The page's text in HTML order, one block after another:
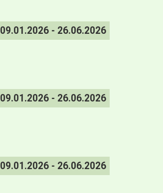
09.01.2026 - 26.06.2026
09.01.2026 - 26.06.2026
09.01.2026 - 26.06.2026